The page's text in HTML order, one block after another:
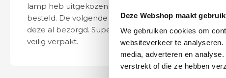
Deze Webshop maakt
We gebruiken cookies om
websiteverkeer te
media, adverteren en
verstrekt of die ze hebben
lamp heb uitgekozen en
besteld. De volgende dag werd
deze al bezorgd. Super netjes en
veilig verpakt.
naar wens. Het
mooi en schept
ook eenvoudig